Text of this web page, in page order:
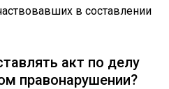
в составлении
акт по делу
правонарушении?